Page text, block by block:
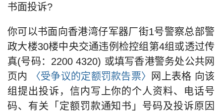
书面投诉?
你可以书面向香港湾仔军器厂街1号警察总部警
政大楼30楼中央交通违例检控组第4组或透过传
真(号码：2200 4320) 或填写香港警务处公共网
页内
〈受争议的定额罚款告票〉
网上表格 向该
组提出投诉，信内写上你的个人资料、电话号
码、有关「定额罚款通知书」号码及投诉原因